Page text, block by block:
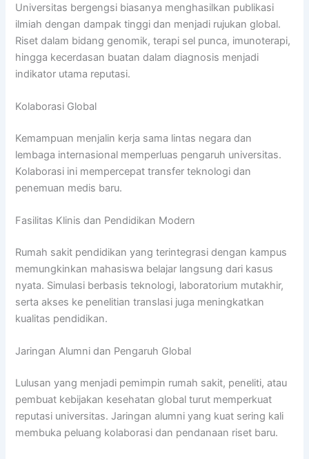
Universitas bergengsi biasanya menghasilkan publikasi
ilmiah dengan dampak tinggi dan menjadi rujukan global.
Riset dalam bidang genomik, terapi sel punca, imunoterapi,
hingga kecerdasan buatan dalam diagnosis menjadi
indikator utama reputasi.
Kolaborasi Global
Kemampuan menjalin kerja sama lintas negara dan
lembaga internasional memperluas pengaruh universitas.
Kolaborasi ini mempercepat transfer teknologi dan
penemuan medis baru.
Fasilitas Klinis dan Pendidikan Modern
Rumah sakit pendidikan yang terintegrasi dengan kampus
memungkinkan mahasiswa belajar langsung dari kasus
nyata. Simulasi berbasis teknologi, laboratorium mutakhir,
serta akses ke penelitian translasi juga meningkatkan
kualitas pendidikan.
Jaringan Alumni dan Pengaruh Global
Lulusan yang menjadi pemimpin rumah sakit, peneliti, atau
pembuat kebijakan kesehatan global turut memperkuat
reputasi universitas. Jaringan alumni yang kuat sering kali
membuka peluang kolaborasi dan pendanaan riset baru.